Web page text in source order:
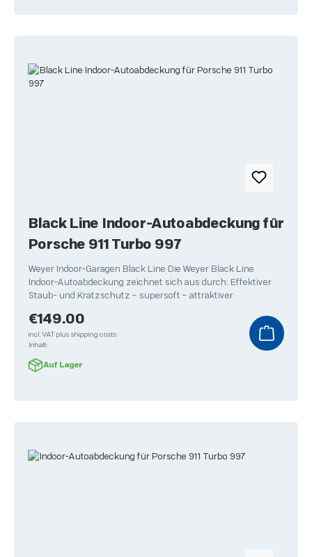
Black Line Indoor-Autoabdeckung für
Porsche 911 Turbo 997
Weyer Indoor-Garagen Black Line Die Weyer Black Line
Indoor-Autoabdeckung zeichnet sich aus durch: Effektiver
Staub- und Kratzschutz – supersoft – attraktiver
Regular price:
€149.00
incl. VAT plus shipping costs
Inhalt:
Auf Lager